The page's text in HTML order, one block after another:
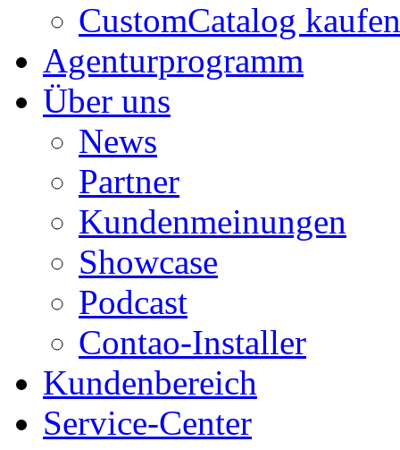
CustomCatalog kaufen
Agenturprogramm
Über uns
News
Partner
Kundenmeinungen
Showcase
Podcast
Contao-Installer
Kundenbereich
Service-Center